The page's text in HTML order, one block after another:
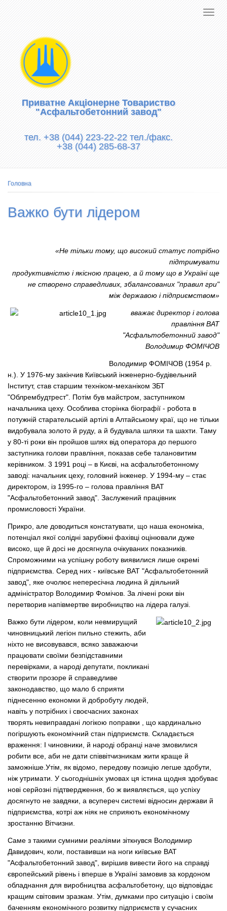
Приватне Акціонерне Товариство
"Асфальтобетонний завод"
тел. +38 (044) 223-22-22 тел./факс.
+38 (044) 285-68-37
Рядок
Головна
Важко бути лідером
«Не тільки тому, що високий статус потрібно
підтримувати
продуктивністю і якісною працею, а й тому що в Україні ще
не створено справедливих, збалансованих "правил гри"
між державою і підприємством»
вважає директор і голова
правління ВАТ
"Асфальтобетонний завод"
Володимир ФОМІЧОВ
Володимир ФОМІЧОВ (1954 р.
н.). У 1976-му закінчив Київський інженерно-будівельний
Інститут, став старшим техніком-механіком ЗБТ
"Облрембудтрест". Потім був майстром, заступником
начальника цеху. Особлива сторінка біографії - робота в
потужній старательській артілі в Алтайському краї, що не тільки
видобувала золото й руду, а й будувала шляхи та шахти. Таму
у 80-ті роки він пройшов шлях від оператора до першого
заступника голови правління, показав себе талановитим
керівником. 3 1991 році – в Києві, на асфальтобетонному
заводі: начальник цеху, головний інженер. У 1994-му – стає
директором, із 1995-го – голова правління ВАТ
"Асфальтобетонний завод". Заслужений працівник
промисловості України.
Прикро, але доводиться констатувати, що наша економіка,
потенціал якої солідні зарубіжні фахівці оцінювали дуже
високо, ще й досі не досягнула очікуваних показників.
Спроможними на успішну роботу виявилися лише окремі
підприємства. Серед них - київське ВАТ "Асфальтобетонний
завод", яке очолює непересічна людина й діяльний
адміністратор Володимир Фомічов. За лічені роки він
перетворив напівмертве виробництво на лідера галузі.
Важко бути лідером, коли невмирущий
чиновницький легіон пильно стежить, аби
ніхто не висовувався, всяко заважаючи
працювати своїми безпідставними
перевірками, а народі депутати, покликані
створити прозоре й справедливе
законодавство, що мало б сприяти
піднесенню економки й добробуту людей,
навіть у потрібних і своєчасних законах
творять невиправдані логікою поправки , що кардинально
погіршують економічний стан підприємств. Складається
враження: I чиновники, й народі обранці наче змовилися
робити все, аби не дати співвітчизникам жити краще й
заможніше.Утім, як відомо, передову позицію легше здобути,
ніж утримати. У сьогоднішніх умовах ця істина щодня здобуває
нові серйозні підтвердження, бо ж виявляється, що успіху
досягнуто не завдяки, а всупереч системі відносин держави й
підприємства, котрі аж ніяк не сприяють економічному
зростанню Вітчизни.
Саме з такими сумними реаліями зіткнувся Володимир
Давидович, коли, поставивши на ноги київське ВАТ
"Асфальтобетонний завод", вирішив вивести його на справді
європейський рівень і вперше в Україні замовив за кордоном
обладнання для виробництва асфальтобетону, що відповідає
кращим світовим зразкам. Утім, думками про ситуацію і своїм
баченням економічного розвитку підприємств у сучасних